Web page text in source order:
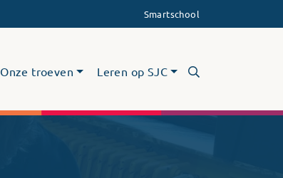
Smartschool
Onze troeven Leren op SJC